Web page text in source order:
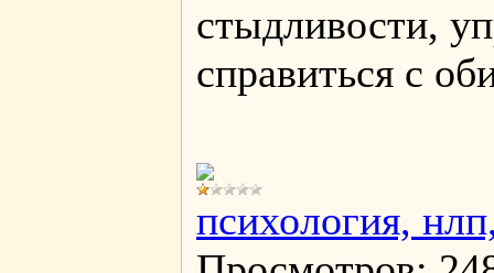
стыдливости,
справиться с
психология,